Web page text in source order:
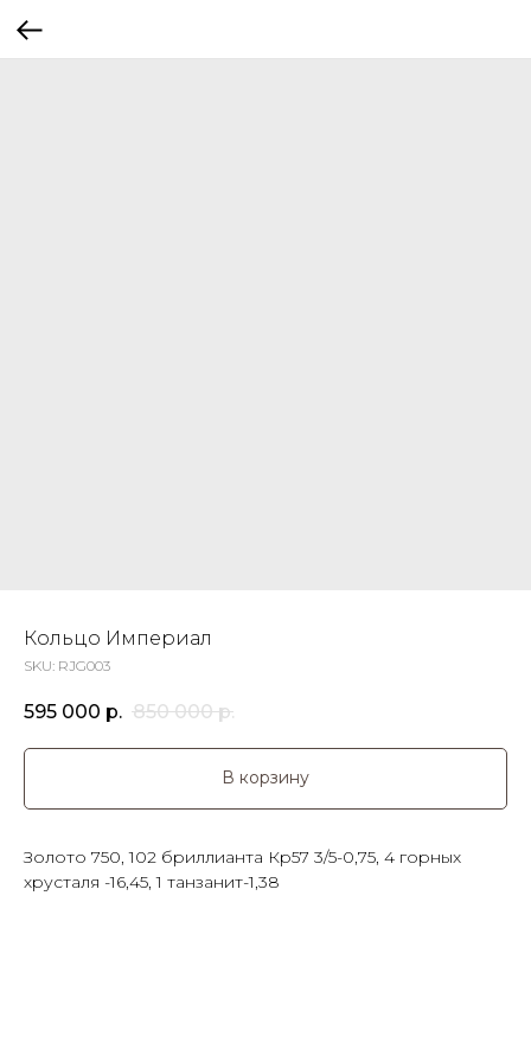
Кольцо Империал
SKU: RJG003
595 000 р. 850 000 р.
В корзину
Золото 750, 102 бриллианта Кр57 3/5-0,75, 4 горных
хрусталя -16,45, 1 танзанит-1,38